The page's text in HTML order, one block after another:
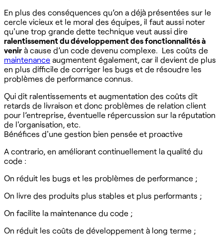
En plus des conséquences qu’on a déjà présentées sur le
cercle vicieux et le moral des équipes, il faut aussi noter
qu'une trop grande dette technique veut aussi dire
ralentissement du développement des fonctionnalités à
venir à cause d’un code devenu complexe. Les coûts de
maintenance augmentent également, car il devient de plus
en plus difficile de corriger les bugs et de résoudre les
problèmes de performance connus.
Qui dit ralentissements et augmentation des coûts dit
retards de livraison et donc problèmes de relation client
pour l’entreprise, éventuelle répercussion sur la réputation
de l'organisation, etc.
Bénéfices d'une gestion bien pensée et proactive
A contrario, en améliorant continuellement la qualité du
code :
On réduit les bugs et les problèmes de performance ;
On livre des produits plus stables et plus performants ;
On facilite la maintenance du code ;
On réduit les coûts de développement à long terme ;